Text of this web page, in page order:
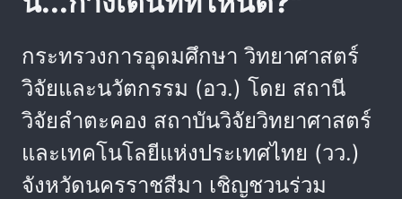
กระทรวงการอุดมศึกษา วิทยาศาสตร์
วิจัยและนวัตกรรม (อว.) โดย สถานี
วิจัยลำตะคอง สถาบันวิจัยวิทยาศาสตร์
และเทคโนโลยีแห่งประเทศไทย (วว.)
จังหวัดนครราชสีมา เชิญชวนร่วม